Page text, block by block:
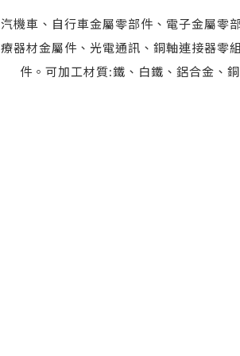
汽機車、自行車金屬零部件、電子金屬零
療器材金屬件、光電通訊、銅軸連接器零
件。可加工材質:鐵、白鐵、鋁合金、